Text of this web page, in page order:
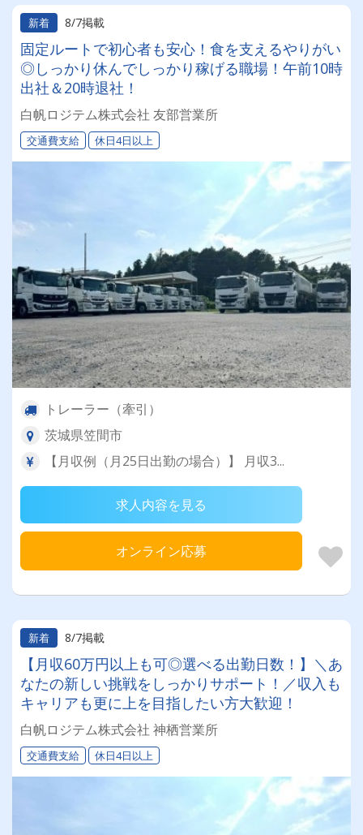
新着 8/7掲載
固定ルートで初心者も安心！食を支えるやりがい
◎しっかり休んでしっかり稼げる職場！午前10時
出社＆20時退社！
白帆ロジテム株式会社 友部営業所
交通費支給 休日4日以上
トレーラー（牽引）
茨城県笠間市
【月収例（月25日出勤の場合）】 月収3...
求人内容を見る
オンライン応募
新着 8/7掲載
【月収60万円以上も可◎選べる出勤日数！】＼あ
なたの新しい挑戦をしっかりサポート！／収入も
キャリアも更に上を目指したい方大歓迎！
白帆ロジテム株式会社 神栖営業所
交通費支給 休日4日以上